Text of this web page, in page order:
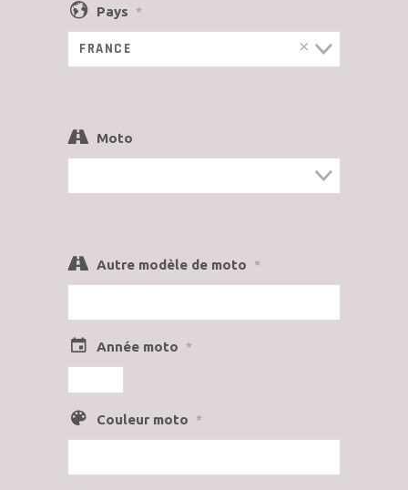
Pays *
×
FRANCE
Moto
Autre modèle de moto *
Année moto *
Couleur moto *